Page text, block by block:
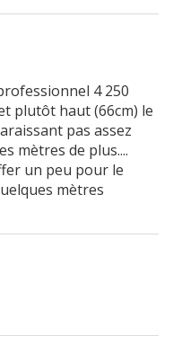
4 250
plutôt haut (66cm) le
pas assez
mètres de plus....
un peu pour le
mètres